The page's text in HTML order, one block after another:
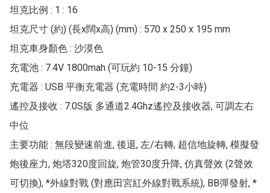
坦克比例 : 1 : 16
坦克尺寸 (約) (長x闊x高) (mm) : 570 x 250 x 195 mm
坦克車身顏色 : 沙漠色
充電池 : 7.4V 1800mah (可玩約 10-15 分鐘)
充電器 : USB 平衡充電器 (充電時間 約2-3小時)
遙控及接收 : 7.0S版 多通道2.4Ghz遙控及接收器, 可調左右
中位
主要功能 : 無段變速前進, 後退, 左/右轉, 超信地旋轉, 模擬發
炮後座力, 炮塔320度回旋, 炮管30度升降, 仿真聲效 (2聲效
可切換), *外線對戰 (對應田宮紅外線對戰系統), BB彈發射, *